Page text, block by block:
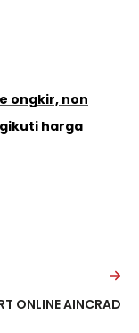
ongkir, non
harga
ONLINE AINCRAD